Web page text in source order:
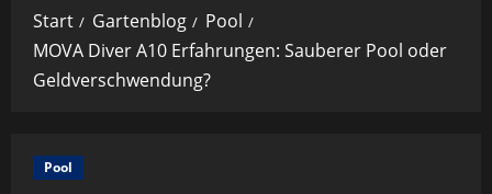
Start Gartenblog
Pool
MOVA Diver A10 Erfahrungen: Sauberer Pool oder
Geldverschwendung?
Pool